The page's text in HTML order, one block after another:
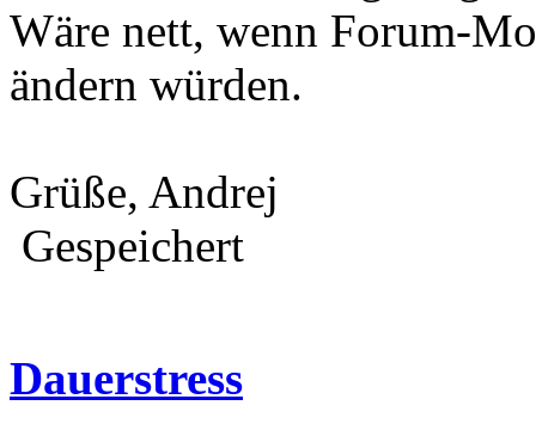
Wäre nett, wenn Forum-
ändern würden.
Grüße, Andrej
Gespeichert
Dauerstress